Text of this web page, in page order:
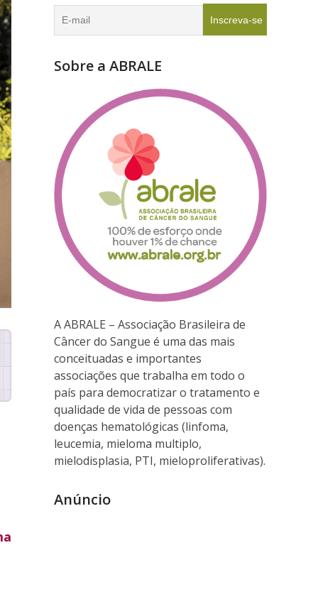
Sobre a ABRALE
A ABRALE – Associação Brasileira de
Câncer do Sangue é uma das mais
conceituadas e importantes
associações que trabalha em todo o
país para democratizar o tratamento e
qualidade de vida de pessoas com
doenças hematológicas (linfoma,
leucemia, mieloma multiplo,
mielodisplasia, PTI, mieloproliferativas).
Anúncio